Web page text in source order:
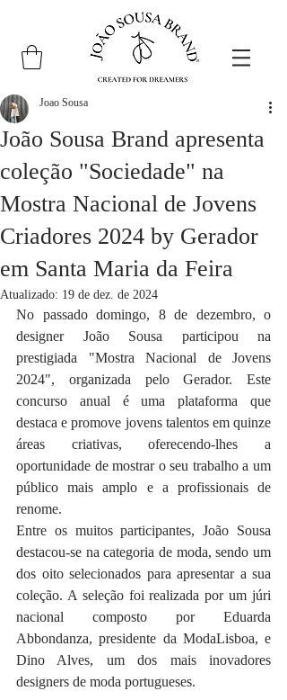
João Sousa Brand apresenta
coleção "Sociedade" na
Mostra Nacional de Jovens
Criadores 2024 by Gerador
em Santa Maria da Feira
Joao Sousa
Atualizado: 19 de dez. de 2024
No passado domingo, 8 de dezembro, o
designer João Sousa participou na
prestigiada "Mostra Nacional de Jovens
2024", organizada pelo Gerador. Este
concurso anual é uma plataforma que
destaca e promove jovens talentos em quinze
áreas criativas, oferecendo-lhes a
oportunidade de mostrar o seu trabalho a um
público mais amplo e a profissionais de
renome.
Entre os muitos participantes, João Sousa
destacou-se na categoria de moda, sendo um
dos oito selecionados para apresentar a sua
coleção. A seleção foi realizada por um júri
nacional composto por Eduarda
Abbondanza, presidente da ModaLisboa, e
Dino Alves, um dos mais inovadores
designers de moda portugueses.